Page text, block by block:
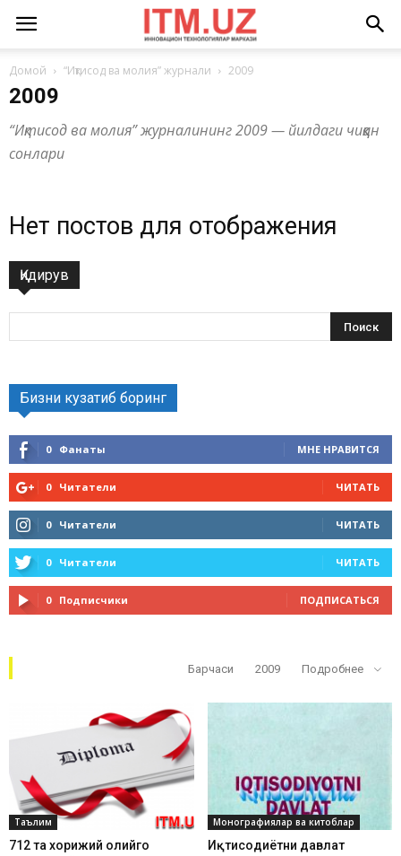
Домой “Иқтисод ва молия” журнали 2009
2009
“Иқтисод ва молия” журналининг 2009 — йилдаги чиққан
сонлари
Нет постов для отображения
Қидирув
Бизни кузатиб боринг
0 Фанаты МНЕ НРАВИТСЯ
0 Читатели ЧИТАТЬ
0 Читатели ЧИТАТЬ
0 Читатели ЧИТАТЬ
0 Подписчики ПОДПИСАТЬСЯ
Барчаси 2009 Подробнее
Таълим
712 та хорижий олийгоҳ
Монографиялар ва китоблар
Иқтисодиётни давлат